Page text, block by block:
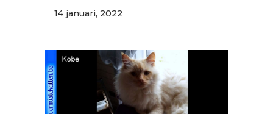
14 januari, 2022